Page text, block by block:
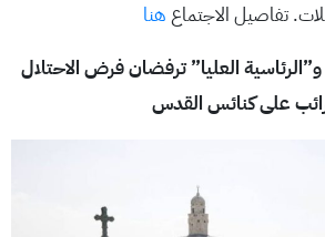
تفاصيل الاجتماع هنا
العليا” ترفضان فرض الاحتلال
على كنائس القدس